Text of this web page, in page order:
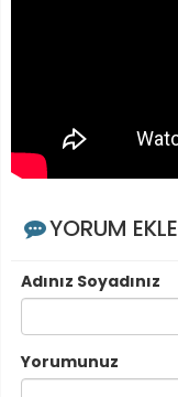
YORUM EKLE
Adınız Soyadınız
Yorumunuz